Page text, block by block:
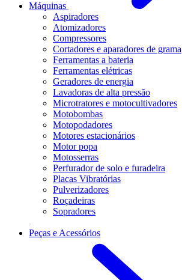
Máquinas
Aspiradores
Atomizadores
Compressores
Cortadores e aparadores de grama
Ferramentas a bateria
Ferramentas elétricas
Geradores de energia
Lavadoras de alta pressão
Microtratores e motocultivadores
Motobombas
Motopodadores
Motores estacionários
Motor popa
Motosserras
Perfurador de solo e furadeira
Placas Vibratórias
Pulverizadores
Roçadeiras
Sopradores
Peças e Acessórios